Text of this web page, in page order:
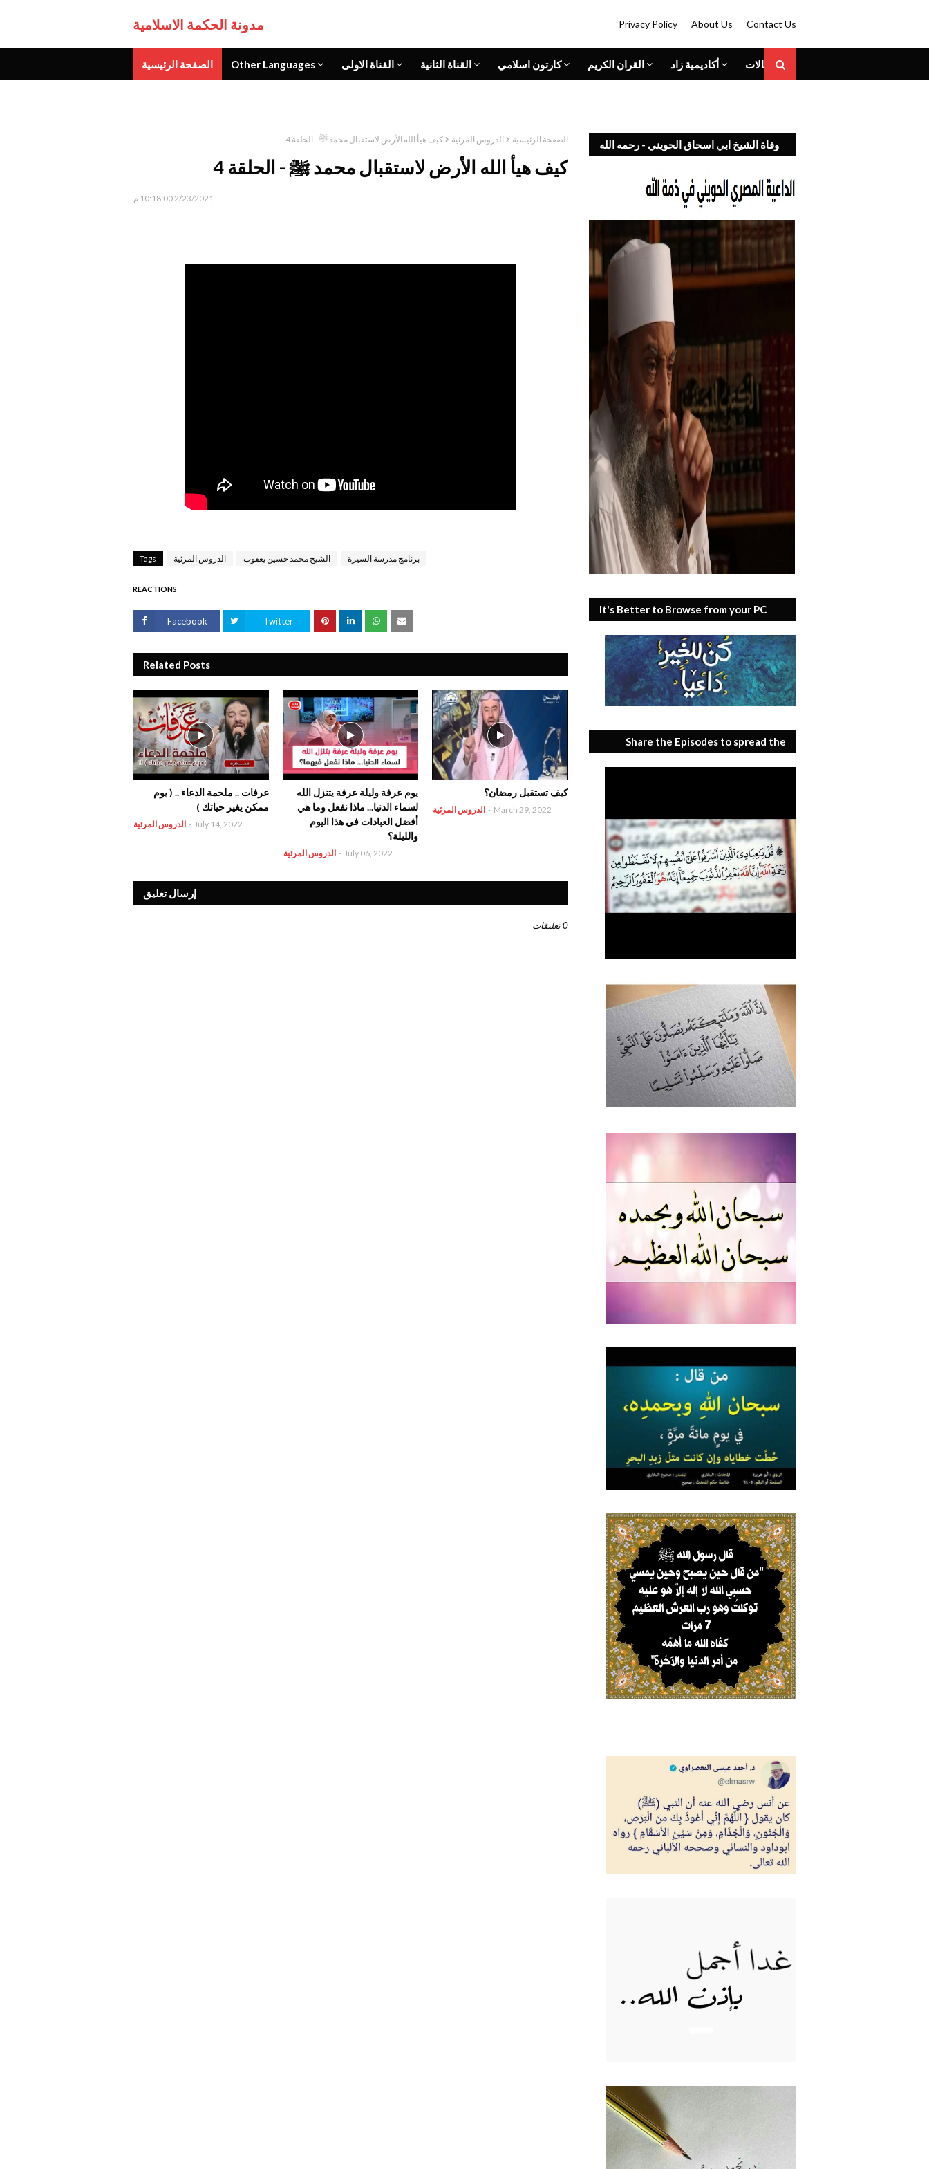
مدونة الحكمة الاسلامية Privacy Policy About Us Contact Us
الصفحة الرئيسية Other Languages القناة الاولى القناة الثانية كارتون اسلامي القران الكريم أكاديمية زاد المقالات
الصفحة الرئيسية الدروس المرئية كيف هيأ الله الأرض لاستقبال محمد ﷺ - الحلقة 4
كيف هيأ الله الأرض لاستقبال محمد ﷺ - الحلقة 4
2/23/2021 10:18:00 م
Tags الدروس المرئية الشيخ محمد حسين يعقوب برنامج مدرسة السيرة
REACTIONS
Facebook Twitter
Related Posts
عرفات .. ملحمة الدعاء .. ( يوم
ممكن يغير حياتك )
الدروس المرئية - July 14, 2022
يوم عرفة وليلة عرفة يتنزل الله
لسماء الدنيا... ماذا نفعل وما هي
أفضل العبادات في هذا اليوم
والليلة؟
الدروس المرئية - July 06, 2022
‏كيف ‏تستقبل رمضان؟
الدروس المرئية - March 29, 2022
إرسال تعليق
0 تعليقات
وفاة الشيخ ابي اسحاق الحويني - رحمه الله
It's Better to Browse from your PC
Share the Episodes to spread the
benefit